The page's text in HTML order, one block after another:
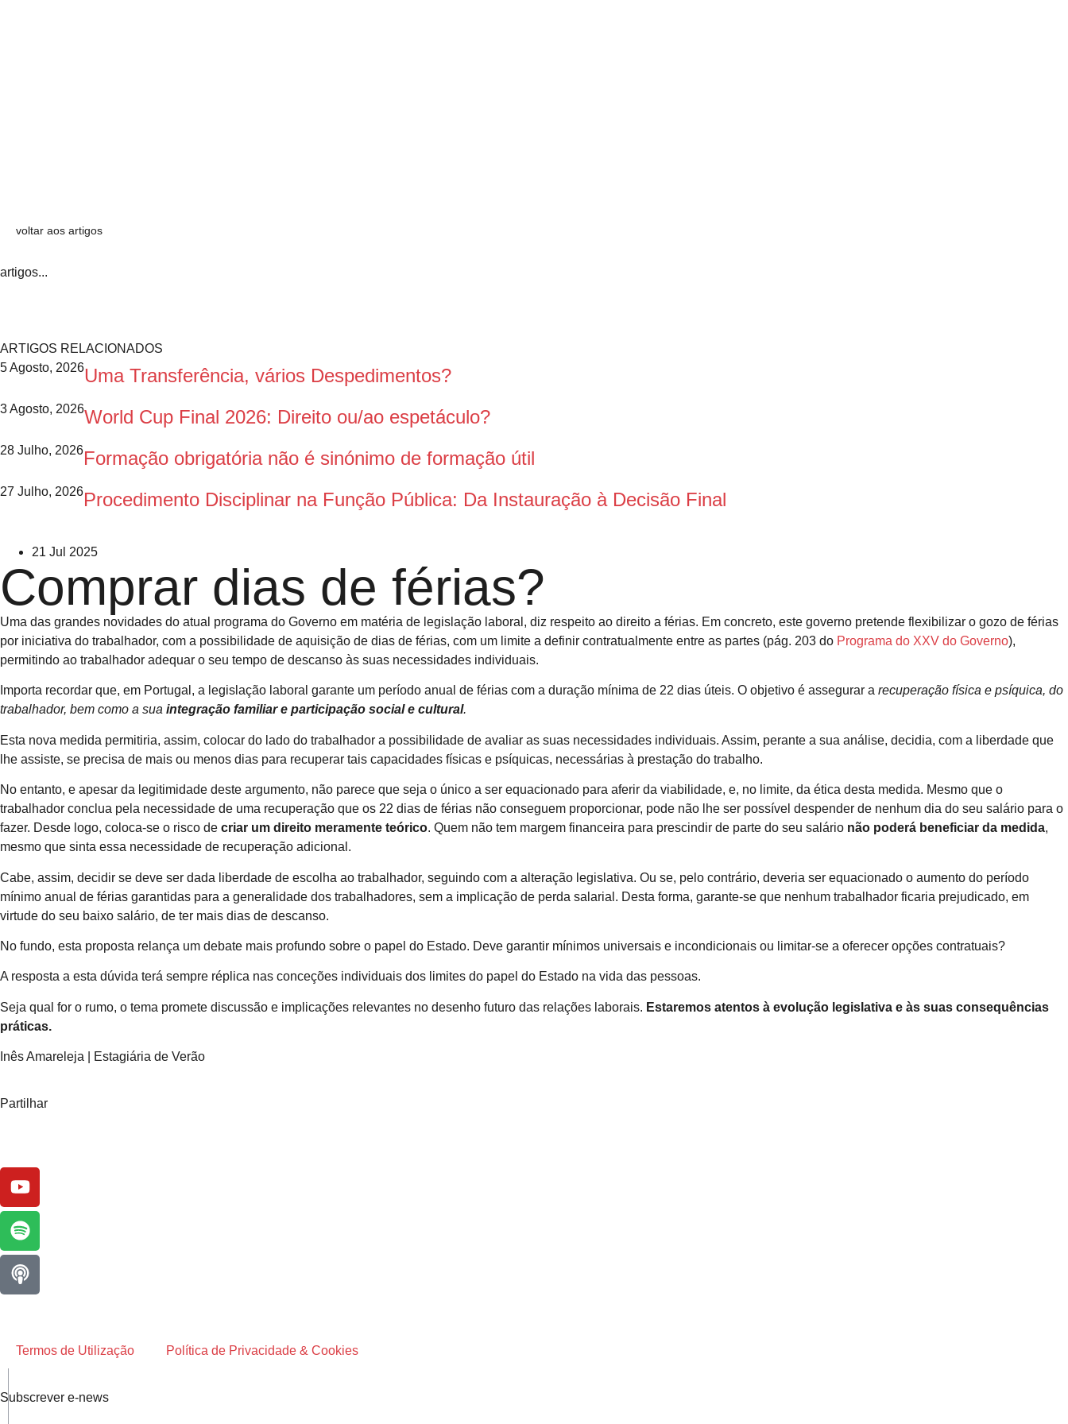
voltar aos artigos
artigos...
ARTIGOS RELACIONADOS
Uma Transferência, vários Despedimentos?
5 Agosto, 2026
World Cup Final 2026: Direito ou/ao espetáculo?
3 Agosto, 2026
Formação obrigatória não é sinónimo de formação útil
28 Julho, 2026
Procedimento Disciplinar na Função Pública: Da Instauração à Decisão Final
27 Julho, 2026
21 Jul 2025
Comprar dias de férias?
Uma das grandes novidades do atual programa do Governo em matéria de legislação laboral, diz respeito ao direito a férias. Em concreto, este governo pretende flexibilizar o gozo de férias
por iniciativa do trabalhador, com a possibilidade de aquisição de dias de férias, com um limite a definir contratualmente entre as partes (pág. 203 do Programa do XXV do Governo),
permitindo ao trabalhador adequar o seu tempo de descanso às suas necessidades individuais.
Importa recordar que, em Portugal, a legislação laboral garante um período anual de férias com a duração mínima de 22 dias úteis. O objetivo é assegurar a recuperação física e psíquica, do
trabalhador, bem como a sua integração familiar e participação social e cultural.
Esta nova medida permitiria, assim, colocar do lado do trabalhador a possibilidade de avaliar as suas necessidades individuais. Assim, perante a sua análise, decidia, com a liberdade que
lhe assiste, se precisa de mais ou menos dias para recuperar tais capacidades físicas e psíquicas, necessárias à prestação do trabalho.
No entanto, e apesar da legitimidade deste argumento, não parece que seja o único a ser equacionado para aferir da viabilidade, e, no limite, da ética desta medida. Mesmo que o
trabalhador conclua pela necessidade de uma recuperação que os 22 dias de férias não conseguem proporcionar, pode não lhe ser possível despender de nenhum dia do seu salário para o
fazer. Desde logo, coloca-se o risco de criar um direito meramente teórico. Quem não tem margem financeira para prescindir de parte do seu salário não poderá beneficiar da medida,
mesmo que sinta essa necessidade de recuperação adicional.
Cabe, assim, decidir se deve ser dada liberdade de escolha ao trabalhador, seguindo com a alteração legislativa. Ou se, pelo contrário, deveria ser equacionado o aumento do período
mínimo anual de férias garantidas para a generalidade dos trabalhadores, sem a implicação de perda salarial. Desta forma, garante-se que nenhum trabalhador ficaria prejudicado, em
virtude do seu baixo salário, de ter mais dias de descanso.
No fundo, esta proposta relança um debate mais profundo sobre o papel do Estado. Deve garantir mínimos universais e incondicionais ou limitar-se a oferecer opções contratuais?
A resposta a esta dúvida terá sempre réplica nas conceções individuais dos limites do papel do Estado na vida das pessoas.
Seja qual for o rumo, o tema promete discussão e implicações relevantes no desenho futuro das relações laborais. Estaremos atentos à evolução legislativa e às suas consequências
práticas.
Inês Amareleja | Estagiária de Verão
Partilhar
Termos de Utilização Política de Privacidade & Cookies
Subscrever e-news